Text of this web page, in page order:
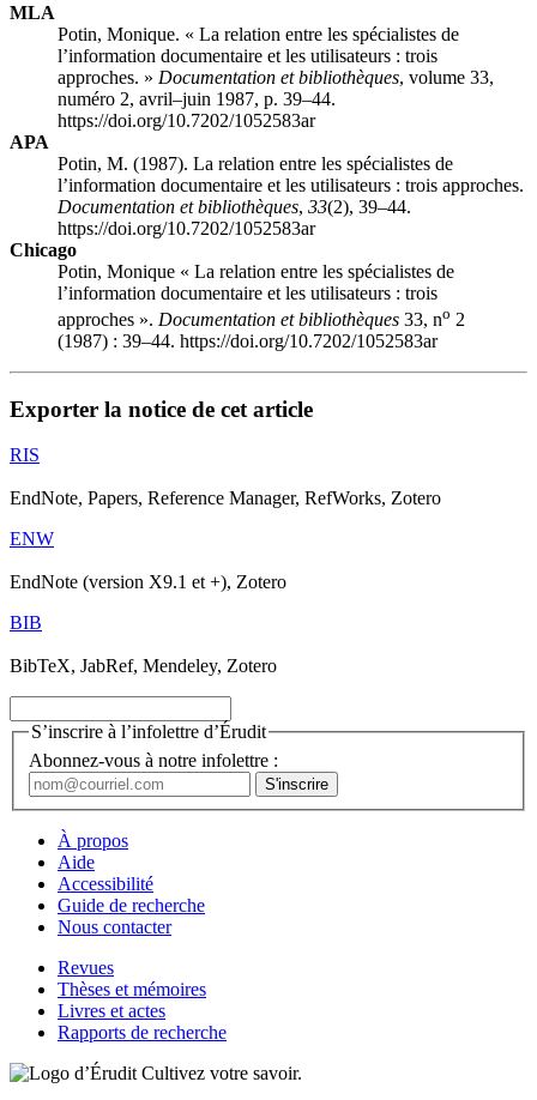
MLA
Potin, Monique. « La relation entre les spécialistes de
l’information documentaire et les utilisateurs : trois
approches. » Documentation et bibliothèques, volume 33,
numéro 2, avril–juin 1987, p. 39–44.
https://doi.org/10.7202/1052583ar
APA
Potin, M. (1987). La relation entre les spécialistes de
l’information documentaire et les utilisateurs : trois approches.
Documentation et bibliothèques, 33(2), 39–44.
https://doi.org/10.7202/1052583ar
Chicago
Potin, Monique « La relation entre les spécialistes de
l’information documentaire et les utilisateurs : trois
approches ». Documentation et bibliothèques 33, no 2
(1987) : 39–44. https://doi.org/10.7202/1052583ar
Exporter la notice de cet article
RIS
EndNote, Papers, Reference Manager, RefWorks, Zotero
ENW
EndNote (version X9.1 et +), Zotero
BIB
BibTeX, JabRef, Mendeley, Zotero
S’inscrire à l’infolettre d’Érudit
Abonnez-vous à notre infolettre :
À propos
Aide
Accessibilité
Guide de recherche
Nous contacter
Revues
Thèses et mémoires
Livres et actes
Rapports de recherche
Cultivez votre savoir.